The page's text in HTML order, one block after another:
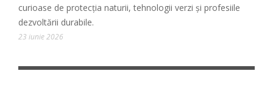
curioase de protecția naturii, tehnologii verzi și profesiile
dezvoltării durabile.
23 iunie 2026